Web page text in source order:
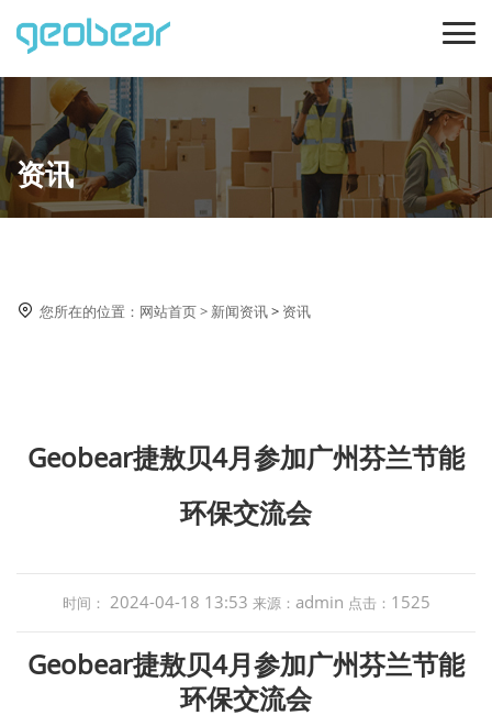
资讯
 您所在的位置： 网站首页> 新闻资讯> 资讯
Geobear捷敖贝4月参加广州芬兰节能
环保交流会
时间： 2024-04-18 13:53 来源： admin 点击： 1525
Geobear捷敖贝4月参加广州芬兰节能
环保交流会